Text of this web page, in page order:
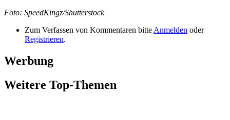
Foto: SpeedKingz/Shutterstock
Zum Verfassen von Kommentaren bitte Anmelden oder
Registrieren.
Werbung
Weitere Top-Themen